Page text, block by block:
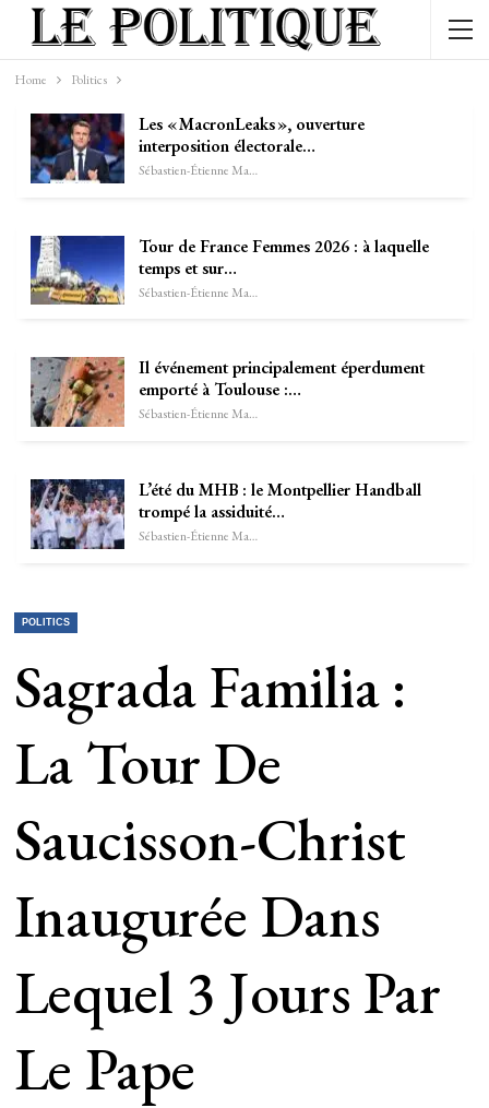
Home Politics
Les « MacronLeaks », ouverture
interposition électorale…
Sébastien-Étienne Marechal
Tour de France Femmes 2026 : à laquelle
temps et sur…
Sébastien-Étienne Marechal
Il événement principalement éperdument
emporté à Toulouse :…
Sébastien-Étienne Marechal
L’été du MHB : le Montpellier Handball
trompé la assiduité…
Sébastien-Étienne Marechal
POLITICS
Sagrada Familia :
La Tour De
Saucisson-Christ
Inaugurée Dans
Lequel 3 Jours Par
Le Pape